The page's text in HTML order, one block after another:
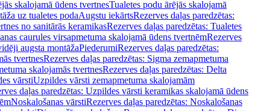
skalojamā ūdens tvertnesTualetes podu ārējās skalojamā
uz tualetes podaAugstu iekārtsRezerves daļas paredzētas:
no sanitārās keramikasRezerves daļas paredzētas: Tualetes
caurules virsapmetuma skalojamā ūdens tvertnēmRezerves
augsta montāžaPiederumiRezerves daļas paredzētas:
tvertnesRezerves daļas paredzētas: Sigma zemapmetuma
skalojamās tvertnesRezerves daļas paredzētas: Delta
vārstiUzpildes vārsti zemapmetuma skalojamām
daļas paredzētas: Uzpildes vārsti keramikas skalojamā ūdens
Noskalošanas vārstiRezerves daļas paredzētas: Noskalošanas